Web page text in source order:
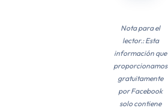
Nota para el
lector.: Esta
información que
proporcionamos
gratuitamente
por Facebook
solo contiene